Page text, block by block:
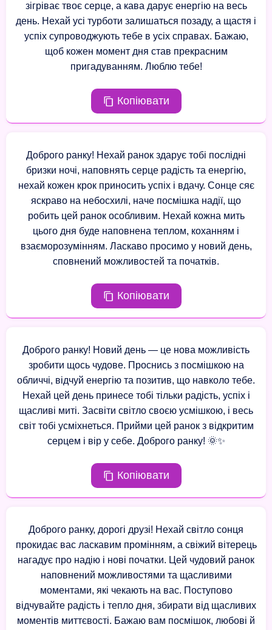
зігріває твоє серце, а кава дарує енергію на весь
день. Нехай усі турботи залишаться позаду, а щастя і
успіх супроводжують тебе в усіх справах. Бажаю,
щоб кожен момент дня став прекрасним
пригадуванням. Люблю тебе!
Копіювати
Доброго ранку! Нехай ранок здарує тобі послідні
бризки ночі, наповнять серце радість та енергію,
нехай кожен крок приносить успіх і вдачу. Сонце сяє
яскраво на небосхилі, наче посмішка надії, що
робить цей ранок особливим. Нехай кожна мить
цього дня буде наповнена теплом, коханням і
взаєморозумінням. Ласкаво просимо у новий день,
сповнений можливостей та початків.
Копіювати
Доброго ранку! Новий день — це нова можливість
зробити щось чудове. Проснись з посмішкою на
обличчі, відчуй енергію та позитив, що навколо тебе.
Нехай цей день принесе тобі тільки радість, успіх і
щасливі миті. Засвіти світло своєю усмішкою, і весь
світ тобі усміхнеться. Прийми цей ранок з відкритим
серцем і вір у себе. Доброго ранку! 🌞✨
Копіювати
Доброго ранку, дорогі друзі! Нехай світло сонця
прокидає вас ласкавим промінням, а свіжий вітерець
нагадує про надію і нові початки. Цей чудовий ранок
наповнений можливостями та щасливими
моментами, які чекають на вас. Поступово
відчувайте радість і тепло дня, збирати від щасливих
моментів миттєвості. Бажаю вам посмішок, любові й